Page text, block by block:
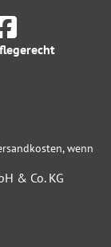
wenn
& Co. KG